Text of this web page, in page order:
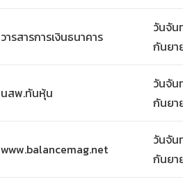
วารสารการเงินธนาคาร
วันจัน
กันยา
นสพ.ทันหุ้น
วันจัน
กันยา
www.balancemag.net
วันจัน
กันยา